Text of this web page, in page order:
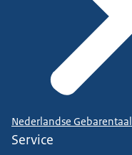
Nederlandse Gebarentaal
Service